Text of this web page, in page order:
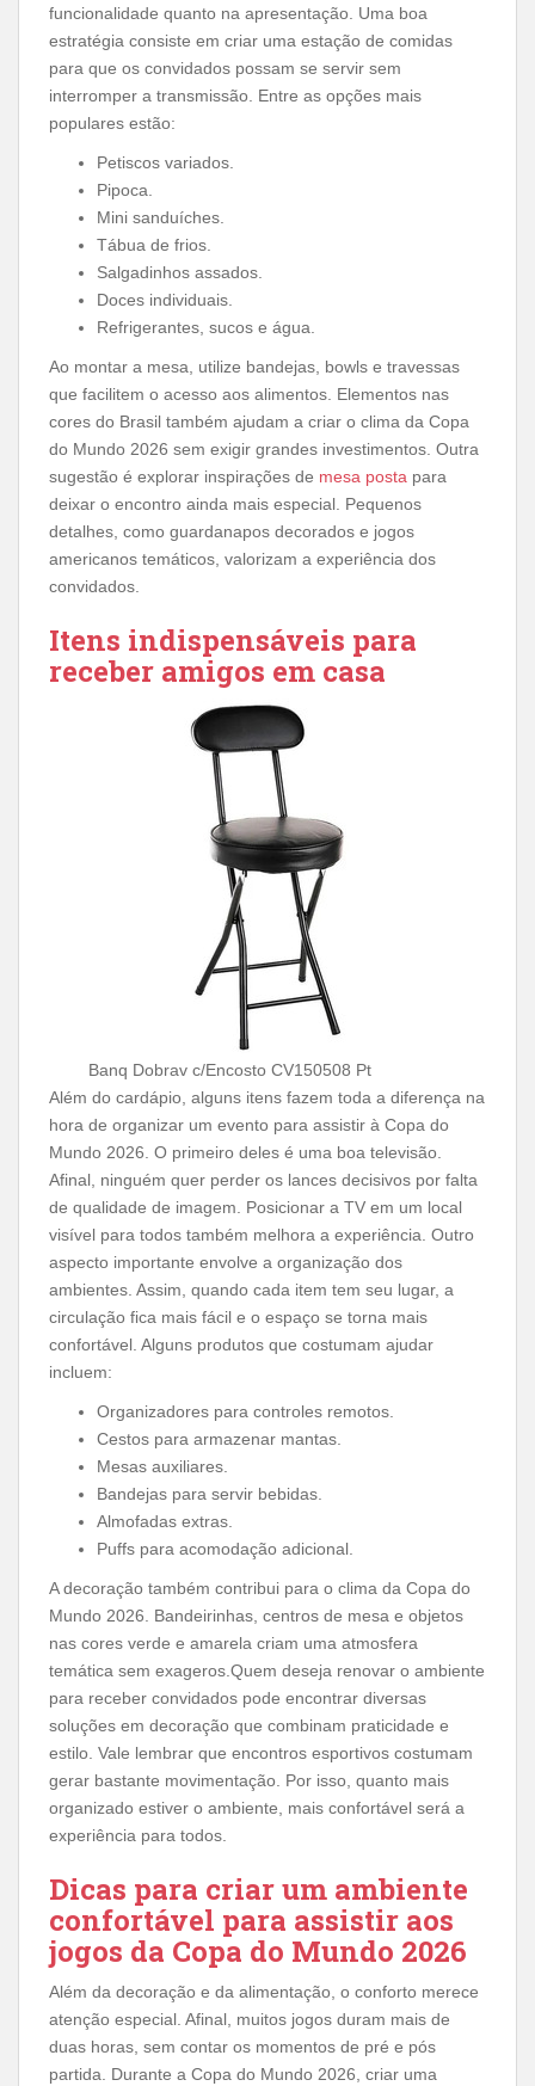
funcionalidade quanto na apresentação. Uma boa
estratégia consiste em criar uma estação de comidas
para que os convidados possam se servir sem
interromper a transmissão. Entre as opções mais
populares estão:
Petiscos variados.
Pipoca.
Mini sanduíches.
Tábua de frios.
Salgadinhos assados.
Doces individuais.
Refrigerantes, sucos e água.
Ao montar a mesa, utilize bandejas, bowls e travessas
que facilitem o acesso aos alimentos. Elementos nas
cores do Brasil também ajudam a criar o clima da Copa
do Mundo 2026 sem exigir grandes investimentos. Outra
sugestão é explorar inspirações de mesa posta para
deixar o encontro ainda mais especial. Pequenos
detalhes, como guardanapos decorados e jogos
americanos temáticos, valorizam a experiência dos
convidados.
Itens indispensáveis para
receber amigos em casa
Banq Dobrav c/Encosto CV150508 Pt
Além do cardápio, alguns itens fazem toda a diferença na
hora de organizar um evento para assistir à Copa do
Mundo 2026. O primeiro deles é uma boa televisão.
Afinal, ninguém quer perder os lances decisivos por falta
de qualidade de imagem. Posicionar a TV em um local
visível para todos também melhora a experiência. Outro
aspecto importante envolve a organização dos
ambientes. Assim, quando cada item tem seu lugar, a
circulação fica mais fácil e o espaço se torna mais
confortável. Alguns produtos que costumam ajudar
incluem:
Organizadores para controles remotos.
Cestos para armazenar mantas.
Mesas auxiliares.
Bandejas para servir bebidas.
Almofadas extras.
Puffs para acomodação adicional.
A decoração também contribui para o clima da Copa do
Mundo 2026. Bandeirinhas, centros de mesa e objetos
nas cores verde e amarela criam uma atmosfera
temática sem exageros.Quem deseja renovar o ambiente
para receber convidados pode encontrar diversas
soluções em decoração que combinam praticidade e
estilo. Vale lembrar que encontros esportivos costumam
gerar bastante movimentação. Por isso, quanto mais
organizado estiver o ambiente, mais confortável será a
experiência para todos.
Dicas para criar um ambiente
confortável para assistir aos
jogos da Copa do Mundo 2026
Além da decoração e da alimentação, o conforto merece
atenção especial. Afinal, muitos jogos duram mais de
duas horas, sem contar os momentos de pré e pós
partida. Durante a Copa do Mundo 2026, criar uma